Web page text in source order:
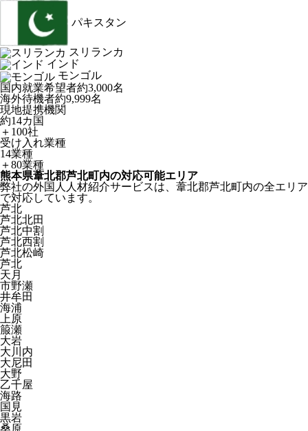
パキスタン
スリランカ
インド
モンゴル
国内就業希望者約3,000名
海外待機者約9,999名
現地提携機関
約14カ国
＋100社
受け入れ業種
14業種
＋80業種
熊本県葦北郡芦北町内の対応可能エリア
弊社の外国人人材紹介サービスは、葦北郡芦北町内の全エリア
で対応しています。
芦北
芦北北田
芦北中割
芦北西割
芦北松崎
芦北
天月
市野瀬
井牟田
海浦
上原
箙瀬
大岩
大川内
大尼田
大野
乙千屋
海路
国見
黒岩
桑原